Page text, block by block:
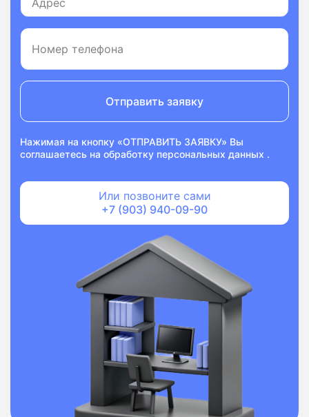
Отправить заявку
Нажимая на кнопку «ОТПРАВИТЬ ЗАЯВКУ» Вы
соглашаетесь на обработку персональных данных .
Или позвоните сами
+7 (903) 940-09-90